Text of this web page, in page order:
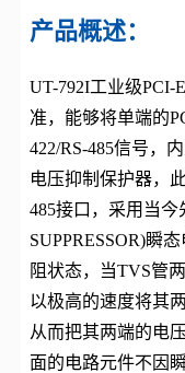
产品概述：
UT-792I工业级PCI-
准，能够将单端的
422/RS-485信号，
电压抑制保护器，
485接口，采用当
SUPPRESSOR)瞬
阻状态，当TVS管
以极高的速度将其
从而把其两端的电
面的电路元件不因